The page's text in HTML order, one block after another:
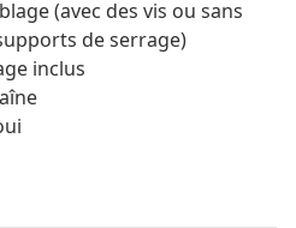
(avec des vis ou sans
de serrage)
inclus